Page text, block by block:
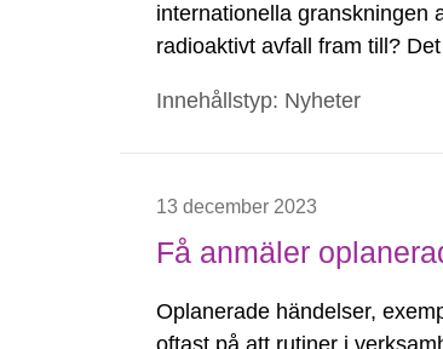
internationella granskningen
radioaktivt avfall fram till?
Innehållstyp: Nyheter
13 december 2023
Få anmäler
Oplanerade händelser,
oftast på att rutiner i